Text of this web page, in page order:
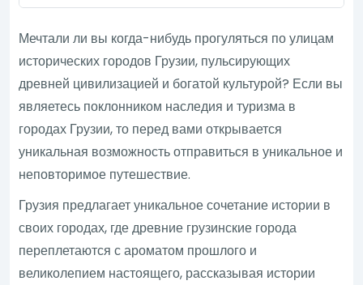
Мечтали ли вы когда-нибудь прогуляться по улицам
исторических городов Грузии, пульсирующих
древней цивилизацией и богатой культурой? Если вы
являетесь поклонником наследия и туризма в
городах Грузии, то перед вами открывается
уникальная возможность отправиться в уникальное и
неповторимое путешествие.
Грузия предлагает уникальное сочетание истории в
своих городах, где древние грузинские города
переплетаются с ароматом прошлого и
великолепием настоящего, рассказывая истории